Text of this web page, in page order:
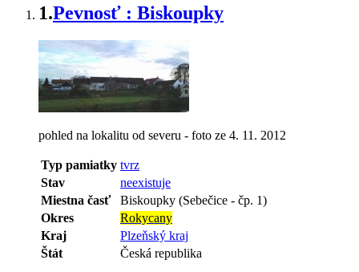
1.Pevnosť : Biskoupky
pohled na lokalitu od severu - foto ze 4. 11. 2012
Typ pamiatky tvrz
Stav
neexistuje
Miestna časť
Biskoupky (Sebečice - čp. 1)
Okres
Rokycany
Kraj
Plzeňský kraj
Štát
Česká republika